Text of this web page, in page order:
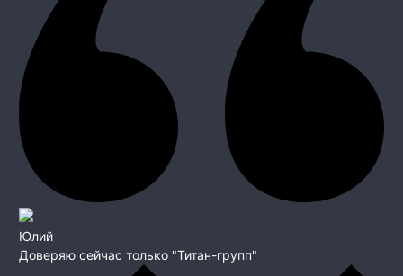
Юлий
Доверяю сейчас только "Титан-групп"